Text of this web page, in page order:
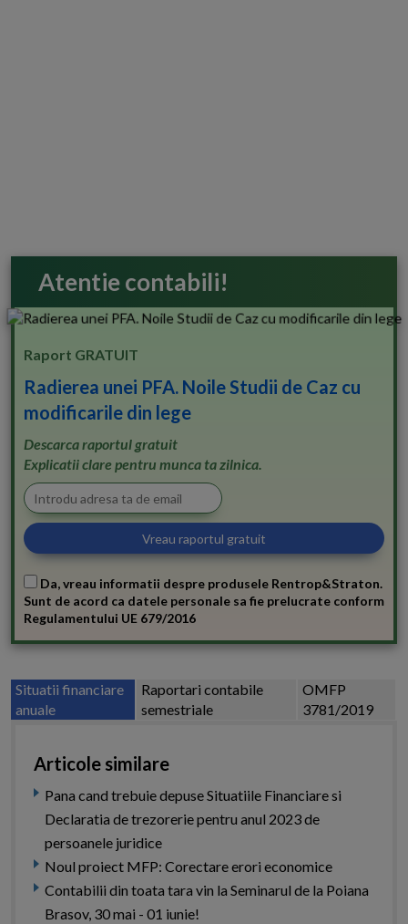
Atentie contabili!
Raport GRATUIT
Radierea unei PFA. Noile Studii de Caz cu
modificarile din lege
Descarca raportul gratuit
Explicatii clare pentru munca ta zilnica.
Da, vreau informatii despre produsele Rentrop&Straton.
Sunt de acord ca datele personale sa fie prelucrate conform
Regulamentului UE 679/2016
Situatii financiare
anuale
Raportari contabile
semestriale
OMFP
3781/2019
Articole similare
Pana cand trebuie depuse Situatiile Financiare si
Declaratia de trezorerie pentru anul 2023 de
persoanele juridice
Noul proiect MFP: Corectare erori economice
Contabilii din toata tara vin la Seminarul de la Poiana
Brasov, 30 mai - 01 iunie!